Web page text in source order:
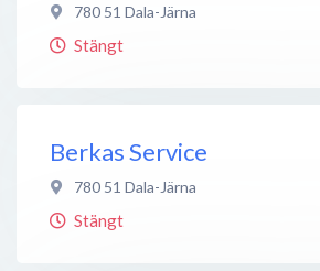
780 51 Dala-Järna
Stängt
Berkas Service
780 51 Dala-Järna
Stängt